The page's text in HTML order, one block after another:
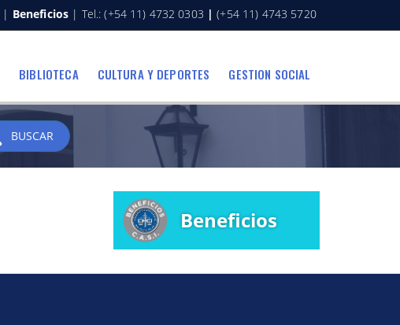
| Beneficios | Tel.: (+54 11) 4732 0303 | (+54 11) 4743 5720
BIBLIOTECA CULTURA Y DEPORTES GESTION SOCIAL
BUSCAR
Beneficios